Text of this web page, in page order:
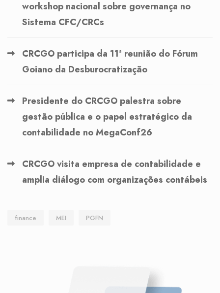
workshop nacional sobre governança no
Sistema CFC/CRCs
CRCGO participa da 11ª reunião do Fórum
Goiano da Desburocratização
Presidente do CRCGO palestra sobre
gestão pública e o papel estratégico da
contabilidade no MegaConf26
CRCGO visita empresa de contabilidade e
amplia diálogo com organizações contábeis
finance MEI PGFN